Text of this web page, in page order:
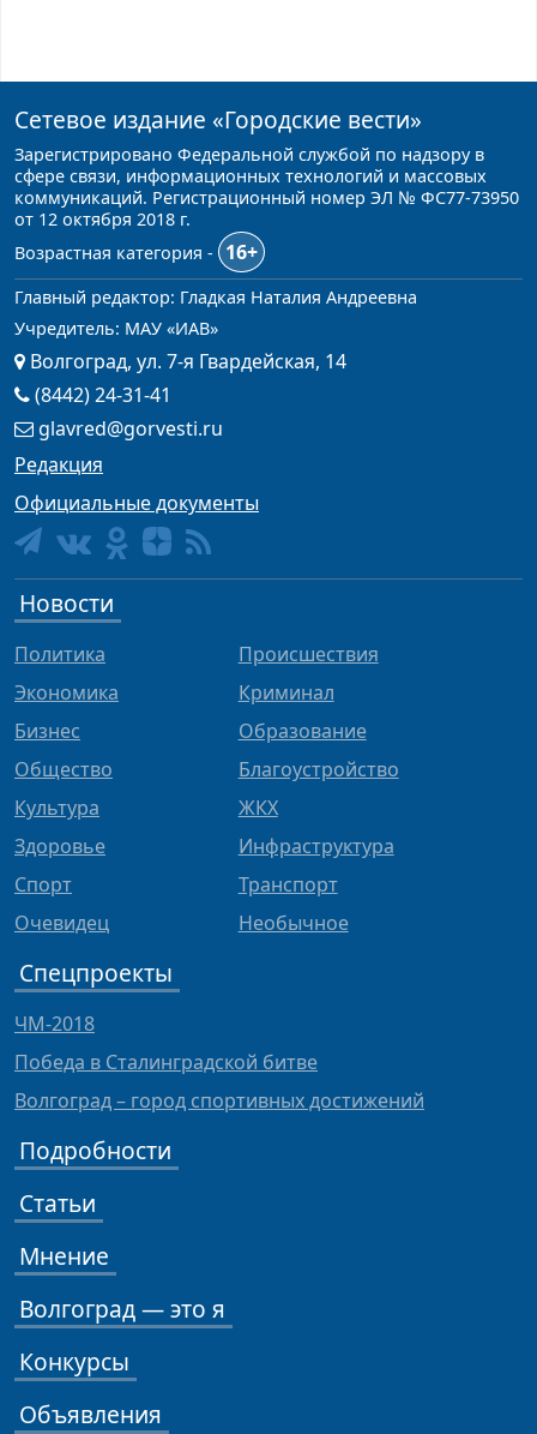
Сетевое издание «Городские вести»
Зарегистрировано Федеральной службой по надзору в
сфере связи, информационных технологий и массовых
коммуникаций. Регистрационный номер ЭЛ № ФС77-73950
от 12 октября 2018 г.
Возрастная категория -
16+
Главный редактор: Гладкая Наталия Андреевна
Учредитель: МАУ «ИАВ»
Волгоград, ул. 7-я Гвардейская, 14
(8442) 24-31-41
glavred@gorvesti.ru
Редакция
Официальные документы
Новости
Политика
Экономика
Бизнес
Общество
Культура
Здоровье
Спорт
Очевидец
Происшествия
Криминал
Образование
Благоустройство
ЖКХ
Инфраструктура
Транспорт
Необычное
Спецпроекты
ЧМ-2018
Победа в Сталинградской битве
Волгоград – город спортивных достижений
Подробности
Статьи
Мнение
Волгоград — это я
Конкурсы
Объявления